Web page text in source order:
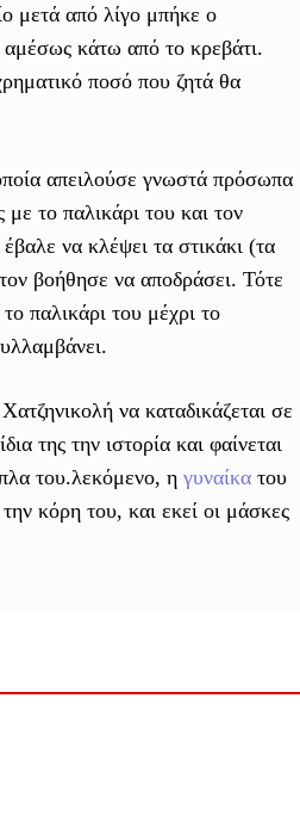
μετά από λίγο μπήκε ο
κάτω από το κρεβάτι.
ποσό που ζητά θα
απειλούσε γνωστά πρόσωπα
το παλικάρι του και τον
να κλέψει τα στικάκι (τα
βοήθησε να αποδράσει. Τότε
παλικάρι του μέχρι το
να καταδικάζεται σε
της την ιστορία και φαίνεται
του.λεκόμενο, η γυναίκα του
την κόρη του, και εκεί οι μάσκες